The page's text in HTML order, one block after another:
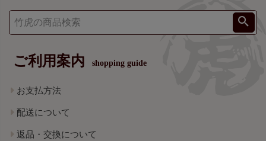
ご利用案内 shopping guide
お支払方法
配送について
返品・交換について